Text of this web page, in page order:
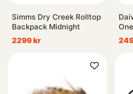
Simms Dry Creek Rolltop
Backpack Midnight
2299 kr
One